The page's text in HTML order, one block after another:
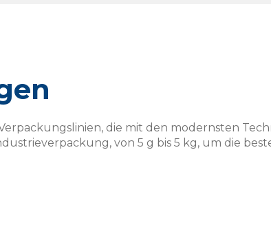
die mit den modernsten
von 5 g bis 5 kg, um die